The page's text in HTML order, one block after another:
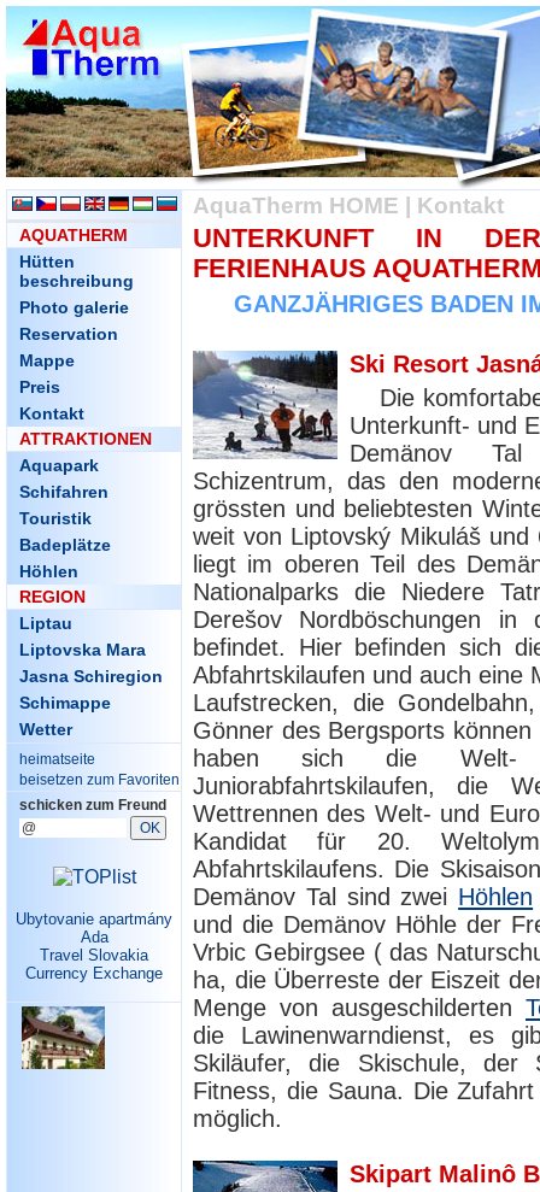
AQUATHERM
Hütten
beschreibung
Photo galerie
Reservation
Mappe
Preis
Kontakt
ATTRAKTIONEN
Aquapark
Schifahren
Touristik
Badeplätze
Höhlen
REGION
Liptau
Liptovska Mara
Jasna Schiregion
Schimappe
Wetter
heimatseite
beisetzen zum Favoriten
schicken zum Freund
Ubytovanie apartmány
Ada
Travel Slovakia
Currency Exchange
AquaTherm HOME Kontakt
UNTERKUNFT IN
FERIENHAUS
GANZJÄHRIGES BADEN
Ski Resort
Die
Unterkunft- und
Demänov
Schizentrum, das den
grössten und beliebtesten
weit von Liptovský Mikuláš
liegt im oberen Teil des
Nationalparks die Niedere
Derešov Nordböschungen
befindet. Hier befinden sich
Abfahrtskilaufen und auch eine
Laufstrecken, die
Gönner des Bergsports
haben sich die Welt-
Juniorabfahrtskilaufen, die
Wettrennen des Welt- und
Kandidat für 20.
Abfahrtskilaufens. Die
Demänov Tal sind zwei Höhlen
und die Demänov Höhle der
Vrbic Gebirgsee ( das
ha, die Überreste der Eiszeit
Menge von ausgeschilderten
die Lawinenwarndienst, es
Skiläufer, die Skischule, der
Fitness, die Sauna. Die
möglich.
Skipart Malinô